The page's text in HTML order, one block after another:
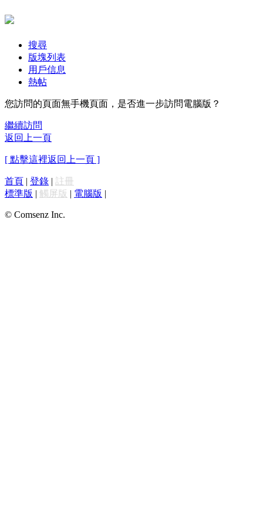
搜尋
版塊列表
用戶信息
熱帖
您訪問的頁面無手機頁面，是否進一步訪問電腦版？
繼續訪問
返回上一頁
[ 點擊這裡返回上一頁 ]
首頁 | 登錄 | 註冊
標準版 | 觸屏版 | 電腦版 |
© Comsenz Inc.